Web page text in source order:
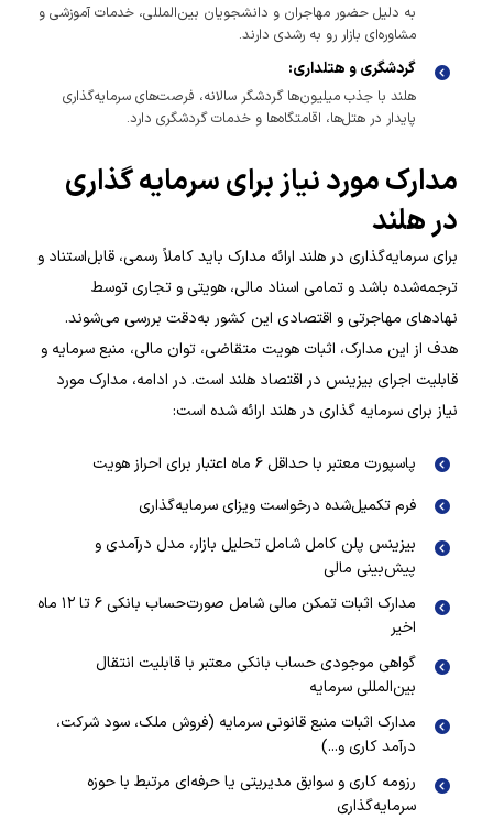
به دلیل حضور مهاجران و دانشجویان بین‌المللی، خدمات آموزشی و
مشاوره‌ای بازار رو به رشدی دارند.
گردشگری و هتلداری:
هلند با جذب میلیون‌ها گردشگر سالانه، فرصت‌های سرمایه‌گذاری
پایدار در هتل‌ها، اقامتگاه‌ها و خدمات گردشگری دارد.
مدارک مورد نیاز برای سرمایه گذاری
در هلند
برای سرمایه‌گذاری در هلند ارائه مدارک باید کاملاً رسمی، قابل‌استناد و
ترجمه‌شده باشد و تمامی اسناد مالی، هویتی و تجاری توسط
نهادهای مهاجرتی و اقتصادی این کشور به‌دقت بررسی می‌شوند.
هدف از این مدارک، اثبات هویت متقاضی، توان مالی، منبع سرمایه و
قابلیت اجرای بیزینس در اقتصاد هلند است. در ادامه، مدارک مورد
نیاز برای سرمایه گذاری در هلند ارائه شده است:
پاسپورت معتبر با حداقل ۶ ماه اعتبار برای احراز هویت
فرم تکمیل‌شده درخواست ویزای سرمایه‌گذاری
بیزینس پلن کامل شامل تحلیل بازار، مدل درآمدی و
پیش‌بینی مالی
مدارک اثبات تمکن مالی شامل صورت‌حساب بانکی ۶ تا ۱۲ ماه
اخیر
گواهی موجودی حساب بانکی معتبر با قابلیت انتقال
بین‌المللی سرمایه
مدارک اثبات منبع قانونی سرمایه (فروش ملک، سود شرکت،
درآمد کاری و...)
رزومه کاری و سوابق مدیریتی یا حرفه‌ای مرتبط با حوزه
سرمایه‌گذاری